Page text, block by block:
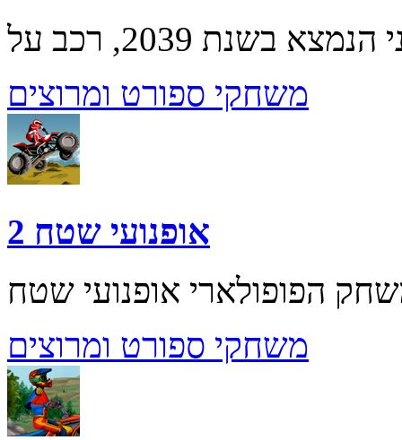
משחקי ספורט ומרוצים
אופנועי שטח 2
משחקי ספורט ומרוצים